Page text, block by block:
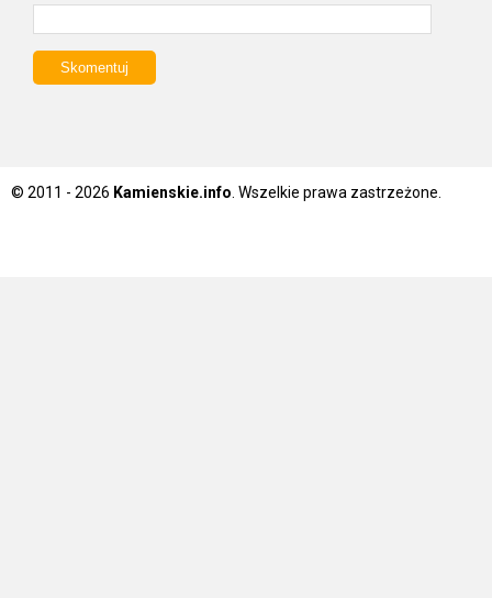
© 2011 - 2026 Kamienskie.info . Wszelkie prawa zastrzeżone.